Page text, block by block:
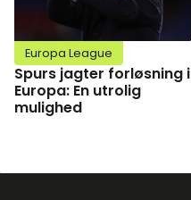
Europa League
Spurs jagter forløsning i
Europa: En utrolig
mulighed